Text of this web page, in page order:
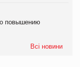
повышению
Всі новини